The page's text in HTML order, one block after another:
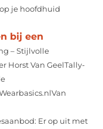
je hoofdhuid
bij een
– Stijlvolle
Horst Van GeelTally-
Er op uit met